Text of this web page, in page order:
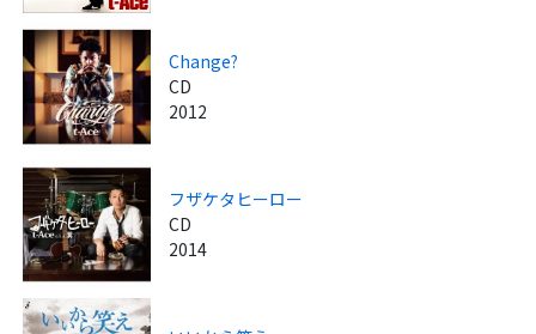
Change?
CD
2012
フザケタヒーロー
CD
2014